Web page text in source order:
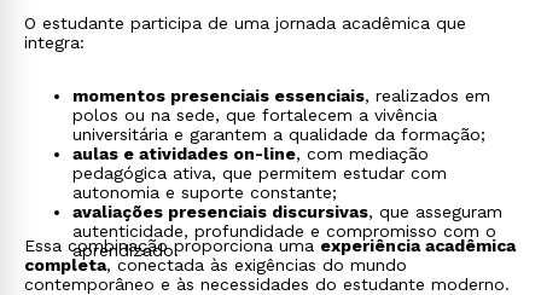
O estudante participa de uma jornada acadêmica que
integra:
momentos presenciais essenciais, realizados em
polos ou na sede, que fortalecem a vivência
universitária e garantem a qualidade da formação;
aulas e atividades on-line, com mediação
pedagógica ativa, que permitem estudar com
autonomia e suporte constante;
avaliações presenciais discursivas, que asseguram
autenticidade, profundidade e compromisso com o
aprendizado.
Essa combinação proporciona uma experiência acadêmica
completa, conectada às exigências do mundo
contemporâneo e às necessidades do estudante moderno.